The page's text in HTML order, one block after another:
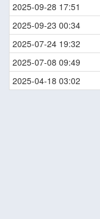
2025-09-28 17:51
2025-09-23 00:34
2025-07-24 19:32
2025-07-08 09:49
2025-04-18 03:02